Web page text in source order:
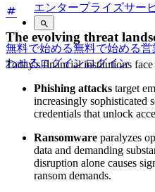
エンタープライズサー
無料で始める無料で始める営
わせるログインログイン
The evolving threat
Today's financial institutions
Phishing attacks target
increasingly sophisticated
credentials that unlock
Ransomware paralyzes
data and demanding
disruption alone causes
ransom demands.